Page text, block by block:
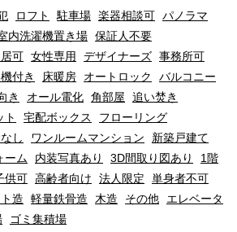
ロフト 駐車場 楽器相談可 パノラマ
内洗濯機置き場 保証人不要
可 女性専用 デザイナーズ 事務所可
付き 床暖房 オートロック
バルコニー
き オール電化 角部屋
追い焚き
ト
宅配ボックス
フローリング
し ワンルームマンション
新築戸建て
ーム
内装写真あり 3D間取り図あり
1階
供可 高齢者向け 法人限定
単身者不可
造 軽量鉄骨造 木造 その他
エレベータ
ゴミ集積場